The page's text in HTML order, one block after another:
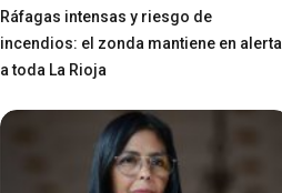
Ráfagas intensas y riesgo de
incendios: el zonda mantiene en alerta
a toda La Rioja